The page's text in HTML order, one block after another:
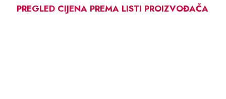
PREGLED CIJENA PREMA LISTI PROIZVOĐAČA